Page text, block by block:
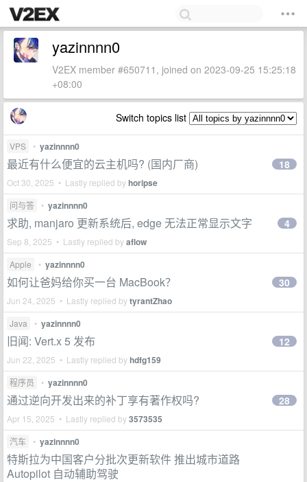
yazinnnn0
V2EX member #650711, joined on 2023-09-25 15:25:18
+08:00
Switch topics list
VPS • yazinnnn0
最近有什么便宜的云主机吗? (国内厂商)
Oct 30, 2025 • Lastly replied byhoripse
18
问与答 • yazinnnn0
求助, manjaro 更新系统后, edge 无法正常显示文字
Sep 8, 2025 • Lastly replied byaflow
4
Apple • yazinnnn0
如何让爸妈给你买一台 MacBook？
Jun 24, 2025 • Lastly replied bytyrantZhao
30
Java • yazinnnn0
旧闻: Vert.x 5 发布
Jun 22, 2025 • Lastly replied byhdfg159
12
程序员 • yazinnnn0
通过逆向开发出来的补丁享有著作权吗?
Apr 15, 2025 • Lastly replied by3573535
28
汽车 • yazinnnn0
特斯拉为中国客户分批次更新软件 推出城市道路
Autopilot 自动辅助驾驶